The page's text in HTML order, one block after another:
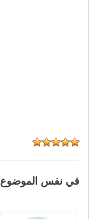
في نفس الموضوع